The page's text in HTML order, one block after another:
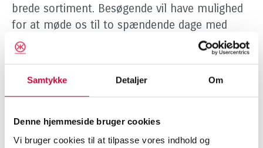
Samtykke Detaljer Om
Denne hjemmeside bruger cookies
Vi bruger cookies til at tilpasse vores indhold og
brede sortiment. Besøgende vil have mulighed
for at møde os til to spændende dage med
fokus på netværk, fagsnak, inspiration og ny
viden om autobranchen.
afholdes i Odense Congress Center i dag
onsdag den 8. november kl. 15-22 og i morgen